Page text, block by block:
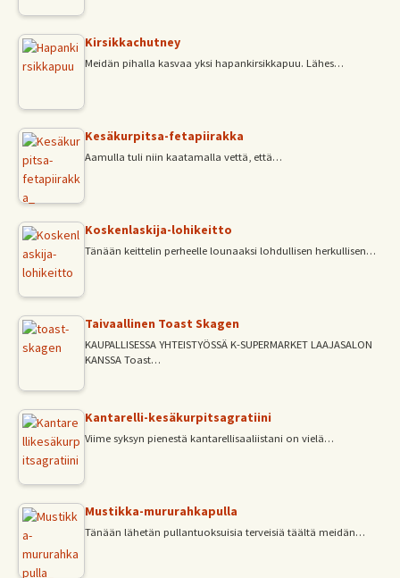
Kirsikkachutney
Meidän pihalla kasvaa yksi hapankirsikkapuu. Lähes…
Kesäkurpitsa-fetapiirakka
Aamulla tuli niin kaatamalla vettä, että…
Koskenlaskija-lohikeitto
Tänään keittelin perheelle lounaaksi lohdullisen herkullisen…
Taivaallinen Toast Skagen
KAUPALLISESSA YHTEISTYÖSSÄ K-SUPERMARKET LAAJASALON
KANSSA Toast…
Kantarelli-kesäkurpitsagratiini
Viime syksyn pienestä kantarellisaaliistani on vielä…
Mustikka-mururahkapulla
Tänään lähetän pullantuoksuisia terveisiä täältä meidän…